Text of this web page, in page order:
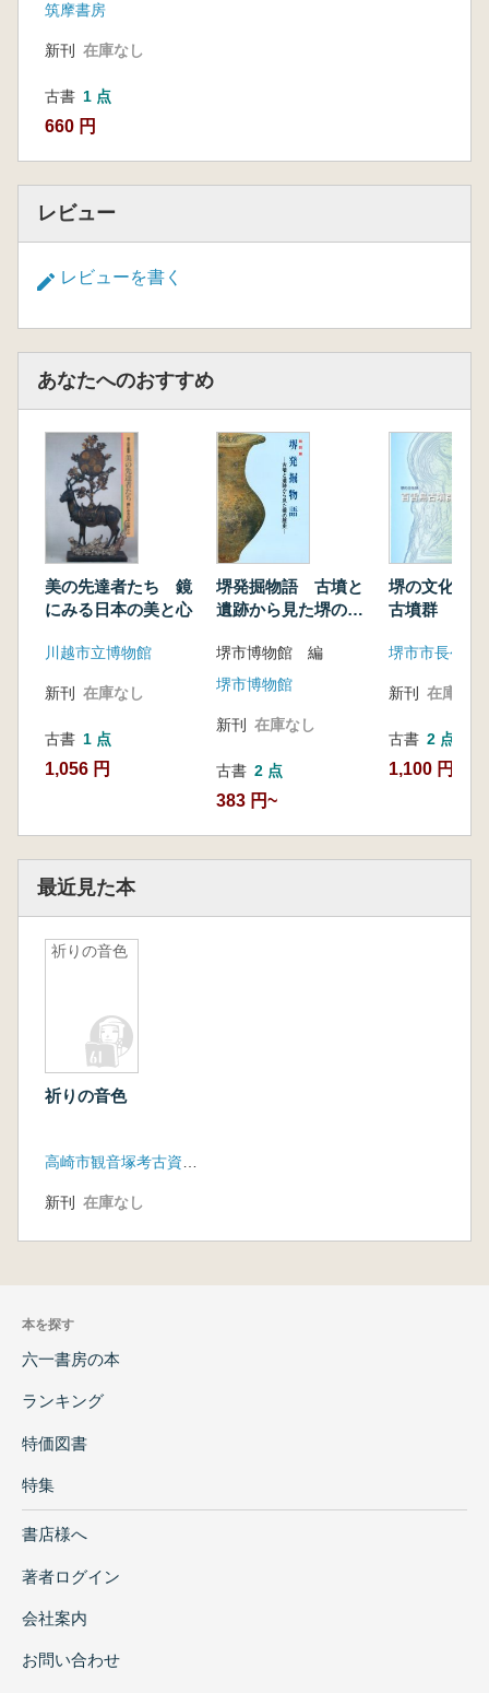
筑摩書房
新刊 在庫なし
古書 1 点
660 円
レビュー
レビューを書く
あなたへのおすすめ
美の先達者たち 鏡
にみる日本の美と心
川越市立博物館
新刊 在庫なし
古書 1 点
1,056 円
堺発掘物語 古墳と
遺跡から見た堺の歴
堺市博物館 編
堺市博物館
新刊 在庫なし
古書 2 点
383 円~
堺の文化財
古墳群 第7
新刊 在庫なし
古書 2 点
1,100 円~
最近見た本
祈りの音色
祈りの音色
新刊 在庫なし
本を探す
六一書房の本
ランキング
特価図書
特集
書店様へ
著者ログイン
会社案内
お問い合わせ